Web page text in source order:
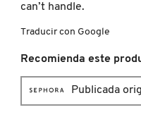
HUGO BOSS
ICONIC LONDON
can’t handle.
Traducir con Google
Recomienda este
Publicada